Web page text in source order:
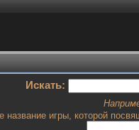
Искать:
название игры, которой